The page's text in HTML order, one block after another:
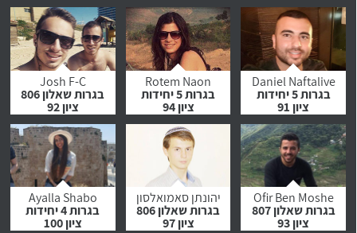
לחץ לצפייה
בהמלצה
לחץ לצפייה
בהמלצה
לחץ לצפייה
בהמלצה
Daniel Naftalive
בגרות 5 יחידות
ציון 91
לחץ לצפייה
בהמלצה
Rotem Naon
בגרות 5 יחידות
ציון 94
לחץ לצפייה
בהמלצה
Josh F-C
בגרות שאלון 806
ציון 92
לחץ לצפייה
בהמלצה
Ofir Ben Moshe
בגרות שאלון 807
ציון 93
יהונתן סאמואלסון
בגרות שאלון 806
ציון 97
Ayalla Shabo
בגרות 4 יחידות
ציון 100